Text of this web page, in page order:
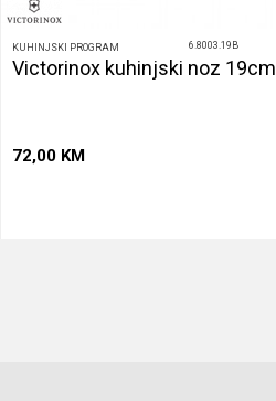
KUHINJSKI PROGRAM 6.8003.19B
Victorinox kuhinjski noz 19cm
72,00 KM